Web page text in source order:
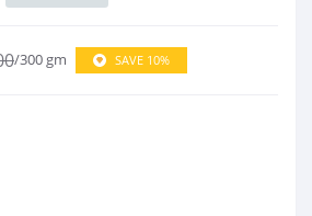
/300 gm SAVE 10%